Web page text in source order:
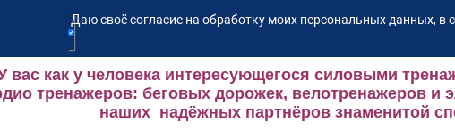
Даю своё согласие на обработку моих персональных данных, в
вас как у человека интересующегося силовыми
тренажеров: беговых дорожек, велотренажеров и
наших надёжных партнёров знаменитой